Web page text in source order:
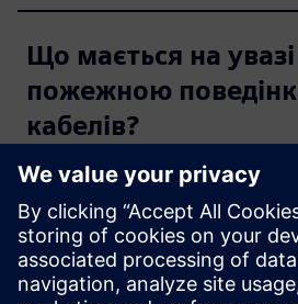
Що мається на увазі
пожежною
кабелів?
Як отримати
продукт, якщо до
FastConnect немає